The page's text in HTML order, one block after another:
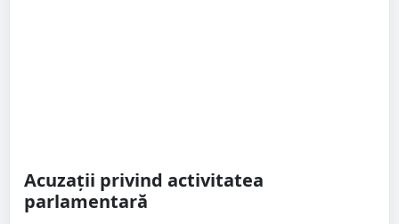
Acuzații privind activitatea
parlamentară